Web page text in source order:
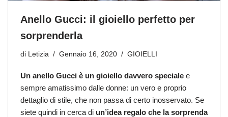
Anello Gucci: il gioiello perfetto per
sorprenderla
di Letizia Gennaio 16, 2020 GIOIELLI
Un anello Gucci è un gioiello davvero speciale e
sempre amatissimo dalle donne: un vero e proprio
dettaglio di stile, che non passa di certo inosservato. Se
siete quindi in cerca di un’idea regalo che la sorprenda